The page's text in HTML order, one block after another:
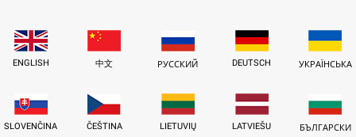
ENGLISH 中文 РУССКИЙ DEUTSCH УКРАЇНСЬКА
SLOVENČINA ČEŠTINA LIETUVIŲ LATVIEŠU БЪЛГАРСКИ